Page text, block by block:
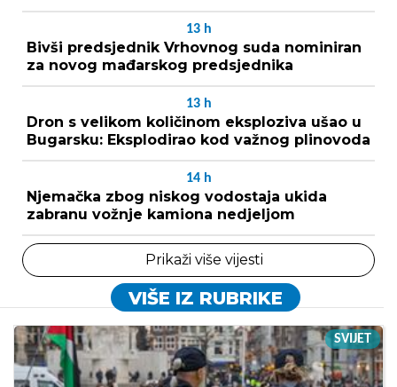
13 h
Bivši predsjednik Vrhovnog suda nominiran
za novog mađarskog predsjednika
13 h
Dron s velikom količinom eksploziva ušao u
Bugarsku: Eksplodirao kod važnog plinovoda
14 h
Njemačka zbog niskog vodostaja ukida
zabranu vožnje kamiona nedjeljom
Prikaži više vijesti
VIŠE IZ RUBRIKE
SVIJET